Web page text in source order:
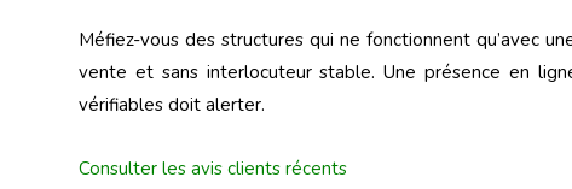
Méfiez-vous des structures qui ne fonctionnent qu’avec
vente et sans interlocuteur stable. Une présence en
vérifiables doit alerter.
Consulter les avis clients récents